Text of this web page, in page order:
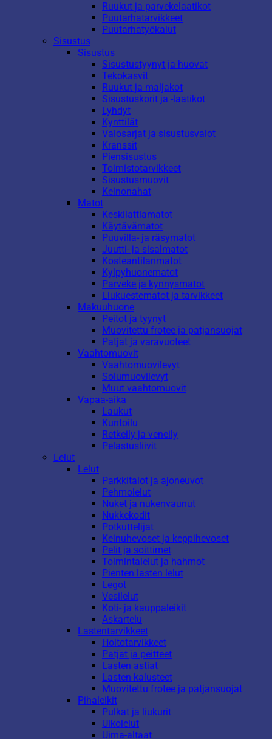
Ruukut ja parvekelaatikot
Puutarhatarvikkeet
Puutarhatyökalut
Sisustus
Sisustus
Sisustustyynyt ja huovat
Tekokasvit
Ruukut ja maljakot
Sisustuskorit ja -laatikot
Lyhdyt
Kynttilät
Valosarjat ja sisustusvalot
Kranssit
Piensisustus
Toimistotarvikkeet
Sisustusmuovit
Keinonahat
Matot
Keskilattiamatot
Käytävämatot
Puuvilla- ja räsymatot
Juutti- ja sisalmatot
Kosteantilanmatot
Kylpyhuonematot
Parveke ja kynnysmatot
Liukuestematot ja tarvikkeet
Makuuhuone
Peitot ja tyynyt
Muovitettu frotee ja patjansuojat
Patjat ja varavuoteet
Vaahtomuovit
Vaahtomuovilevyt
Solumuovilevyt
Muut vaahtomuovit
Vapaa-aika
Laukut
Kuntoilu
Retkeily ja veneily
Pelastusliivit
Lelut
Lelut
Parkkitalot ja ajoneuvot
Pehmolelut
Nuket ja nukenvaunut
Nukkekodit
Potkuttelijat
Keinuhevoset ja keppihevoset
Pelit ja soittimet
Toimintalelut ja hahmot
Pienten lasten lelut
Legot
Vesilelut
Koti- ja kauppaleikit
Askartelu
Lastentarvikkeet
Hoitotarvikkeet
Patjat ja peitteet
Lasten astiat
Lasten kalusteet
Muovitettu frotee ja patjansuojat
Pihaleikit
Pulkat ja liukurit
Ulkolelut
Uima-altaat